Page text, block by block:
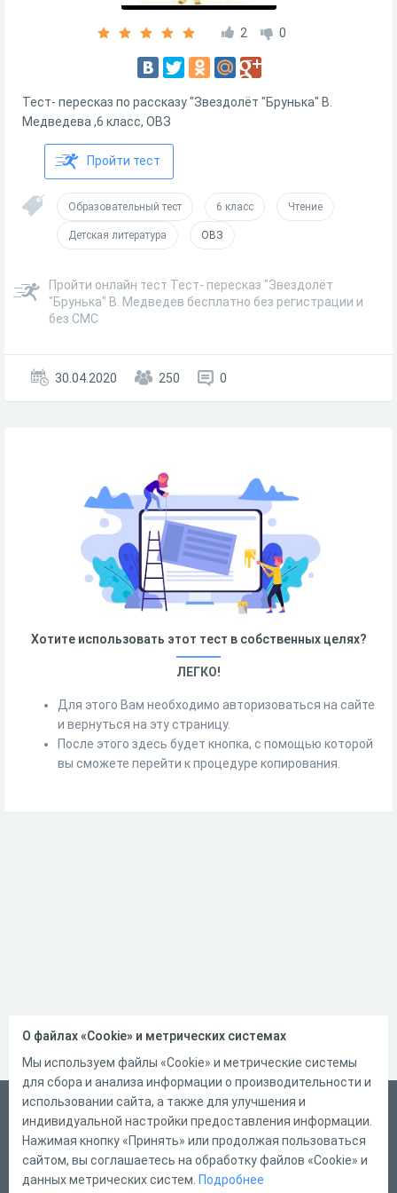
2 0
Тест- пересказ по рассказу "Звездолёт "Брунька" В.
Медведева ,6 класс, ОВЗ
Пройти тест
Образовательный тест 6 класс Чтение
Детская литература ОВЗ
Пройти онлайн тест Тест- пересказ "Звездолёт
"Брунька" В. Медведев бесплатно без регистрации и
без СМС
30.04.2020 250 0
Хотите использовать этот тест в собственных целях?
ЛЕГКО!
Для этого Вам необходимо авторизоваться на сайте
и вернуться на эту страницу.
После этого здесь будет кнопка, с помощью которой
вы сможете перейти к процедуре копирования.
Русский
Справка
Форма обратной связи
О файлах «Cookie» и метрических системах
Мы используем файлы «Cookie» и метрические системы
для сбора и анализа информации о производительности и
использовании сайта, а также для улучшения и
индивидуальной настройки предоставления информации.
Нажимая кнопку «Принять» или продолжая пользоваться
сайтом, вы соглашаетесь на обработку файлов «Cookie» и
данных метрических систем. Подробнее